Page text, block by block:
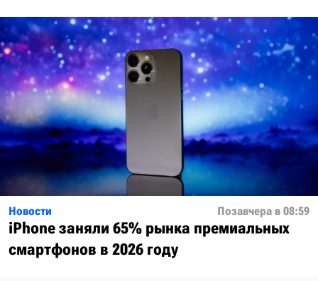
Новости Позавчера в 08:59
iPhone заняли 65% рынка премиальных
смартфонов в 2026 году